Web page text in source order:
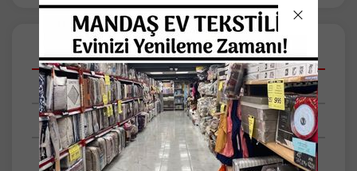
Açıklamalar
Taksit Seçenekleri
Tüm Yorumlar
• 100 Adet Pamuklu Yastık Astarı, Yastık Şiltesi